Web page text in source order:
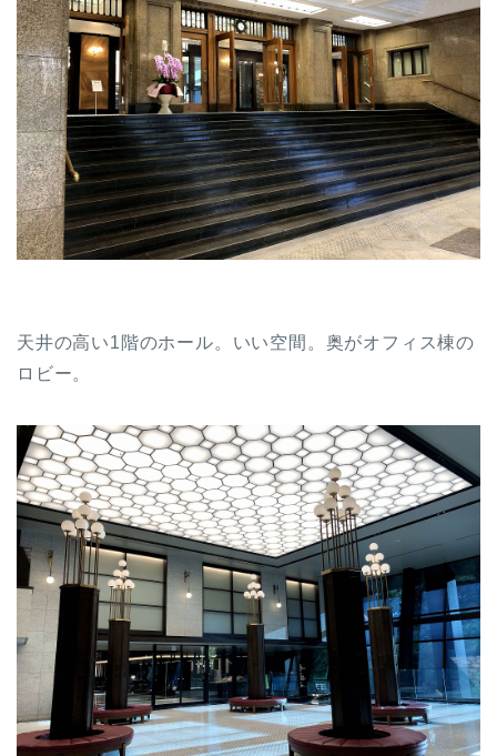
天井の高い1階のホール。いい空間。奥がオフィス棟の
ロビー。